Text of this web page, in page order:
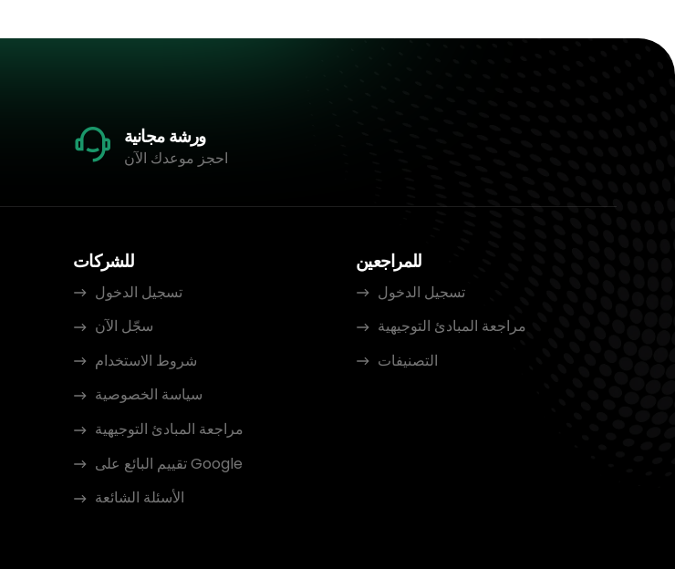
ورشة مجانية
احجز موعدك الآن
للشركات
تسجيل الدخول
سجّل الآن
شروط الاستخدام
سياسة الخصوصية
مراجعة المبادئ التوجيهية
تقييم البائع على Google
الأسئلة الشائعة
للمراجعين
تسجيل الدخول
مراجعة المبادئ التوجيهية
التصنيفات